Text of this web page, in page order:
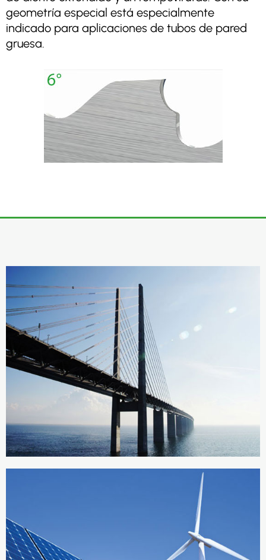
geometría especial está especialmente
indicado para aplicaciones de tubos de pared
gruesa.